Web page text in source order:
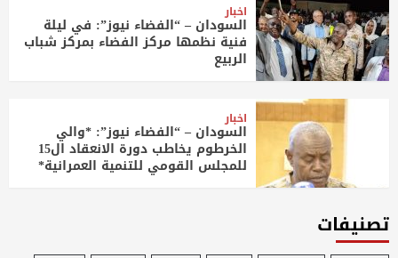
اخبار
السودان – “الفضاء نيوز”: في ليلة
فنية نظمها مركز الفضاء بمركز شباب
الربيع
اخبار
السودان – “الفضاء نيوز”: *والي
الخرطوم يخاطب دورة الانعقاد ال15
للمجلس القومي للتنمية العمرانية*
تصنيفات